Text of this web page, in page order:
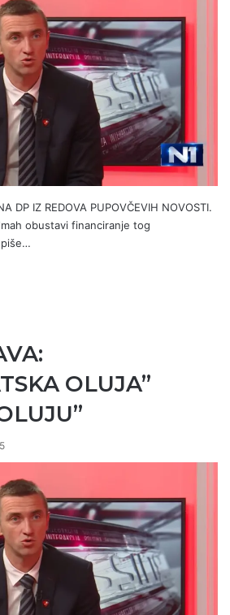
DP IZ REDOVA PUPOVČEVIH NOVOSTI.
obustavi financiranje tog
OLUJA”